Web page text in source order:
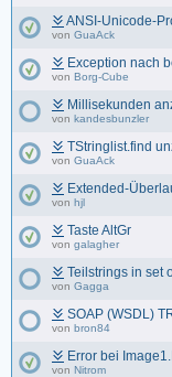
ANSI-Unicode-
von GuaAck
Exception nach
von Borg-Cube
Millisekunden
von kandesbunzler
TStringlist.find
von GuaAck
Extended-
von hjl
Taste AltGr
von galagher
Teilstrings in set
von Gagga
SOAP (WSDL)
von bron84
Error bei
von Nitrom